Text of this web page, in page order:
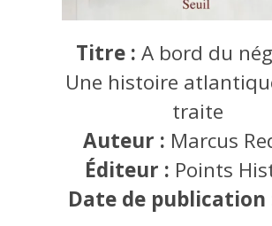
Titre : A bord du
Une histoire
traite
Auteur : Marcus
Éditeur : Points
Date de publication